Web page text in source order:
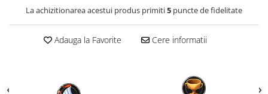
La achizitionarea acestui produs primiti5 puncte de fidelitate
Adauga la Favorite Cere informatii